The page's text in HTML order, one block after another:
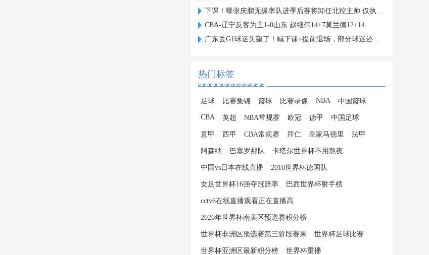
下课！曝张庆鹏无缘率队进季后赛将卸任北控主帅 仅执教一季
CBA-辽宁反客为主1-0山东 赵继伟14+7莫兰德12+14
广东丢G1球迷失望了！喊下课+提前退场，部分球迷还转投广州
热门标签
足球 比赛集锦 篮球 比赛录像 NBA 中国篮球
CBA 英超 NBA常规赛 欧冠 德甲 中国足球
意甲 西甲 CBA常规赛 拜仁 皇家马德里 法甲
阿森纳 巴塞罗那队 卡塔尔世界杯不用熬夜
中国vs日本在线直播 2010世界杯德国队
女足世界杯16强夺冠赔率 巴西世界杯射手榜
cctv6在线直播观看正在直播高
2026年世界杯南美区预选赛积分榜
世界杯非洲区预选赛第三阶段赛果 世界杯足球比赛
世界杯亚洲区最新积分榜 世界杯重播